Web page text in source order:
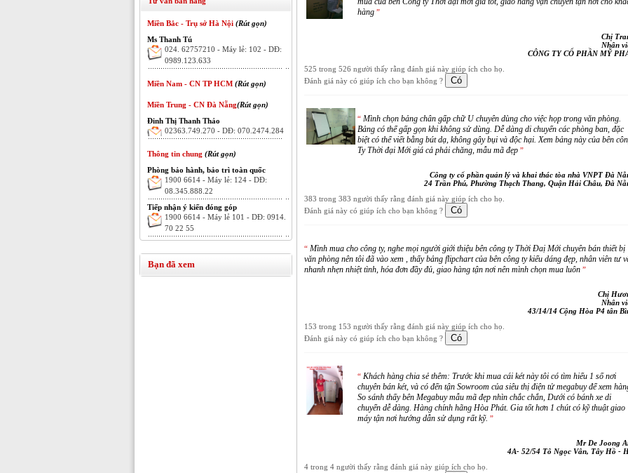
Miền Bắc - Trụ sở Hà Nội (Rút gọn)
Ms Thanh Tú
024. 62757210 - Máy lẻ: 102 - DĐ:
0989.123.633
Miền Nam - CN TP HCM (Rút gọn)
Miền Trung - CN Đà Nẵng(Rút gọn)
Đinh Thị Thanh Thảo
02363.749.270 - DĐ: 070.2474.284
Thông tin chung (Rút gọn)
Phòng bảo hành, bảo trì toàn quốc
1900 6614 - Máy lẻ: 124 - DĐ:
08.345.888.22
Tiếp nhận ý kiến đóng góp
1900 6614 - Máy lẻ 101 - DĐ: 0914.
70 22 55
Bạn đã xem
hàng ”
Chị
Nhân
CÔNG TY CỔ PHẦN MỸ
525 trong 526 người thấy rằng đánh giá này giúp ích cho họ.
Đánh giá này có giúp ích cho bạn không ?
“ Mình chọn bảng chân gấp chữ U chuyên dùng cho việc họp trong văn phòng.
Bảng có thể gấp gọn khi không sử dùng. Dễ dàng di chuyển các phòng ban, đặc
biệt có thể viết bằng bút dạ, không gây bụi và độc hại. Xem bảng này của bên
Ty Thời đại Mới giá cả phải chăng, mẫu mã đẹp ”
Công ty cổ phần quản lý và khai thác tòa nhà VNPT Đà
24 Trần Phú, Phường Thạch Thang, Quận Hải Châu, Đà
383 trong 383 người thấy rằng đánh giá này giúp ích cho họ.
Đánh giá này có giúp ích cho bạn không ?
“ Mình mua cho công ty, nghe mọi người giới thiệu bên công ty Thời Đaị Mới chuyên bán thiết bị
văn phòng nên tôi đã vào xem , thấy bảng flipchart của bên công ty kiểu dáng đẹp, nhân viên tư
nhanh nhẹn nhiệt tình, hóa đơn đầy đủ, giao hàng tận nơi nên mình chọn mua luôn ”
Chị
Nhân
43/14/14 Cộng Hòa P4 tân
153 trong 153 người thấy rằng đánh giá này giúp ích cho họ.
Đánh giá này có giúp ích cho bạn không ?
“ Khách hàng chia sẻ thêm: Trước khi mua cái két này tôi có tìm hiểu 1 số nơi
chuyên bán két, và có đến tận Sowroom của siêu thị điện tử megabuy để xem
So sánh thấy bên Megabuy mẫu mã đẹp nhìn chắc chắn, Dưới có bánh xe di
chuyển dễ dàng. Hàng chính hãng Hòa Phát. Gia tốt hơn 1 chút có kỹ thuật giao
máy tận nơi hướng dẫn sử dụng rất kỹ. ”
Mr De Joong
4A- 52/54 Tô Ngọc Vân, Tây Hồ -
4 trong 4 người thấy rằng đánh giá này giúp ích cho họ.